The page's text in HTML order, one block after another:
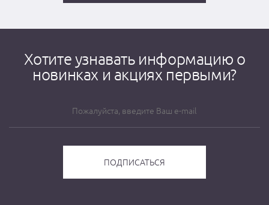
Хотите узнавать информацию о
новинках и акциях первыми?